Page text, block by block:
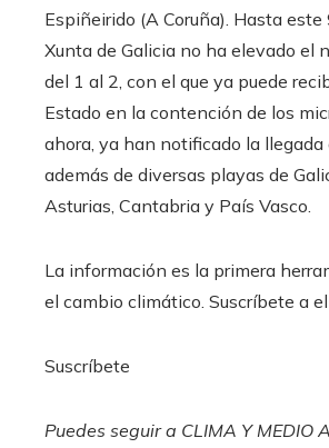
Espiñeirido (A Coruña). Hasta este
Xunta de Galicia no ha elevado el
del 1 al 2, con el que ya puede
Estado en la contención de los
ahora, ya han notificado la llegada
además de diversas playas de
Asturias, Cantabria y País Vasco.
La información es la primera
el cambio climático. Suscríbete a
Suscríbete
Puedes seguir a CLIMA Y MEDIO